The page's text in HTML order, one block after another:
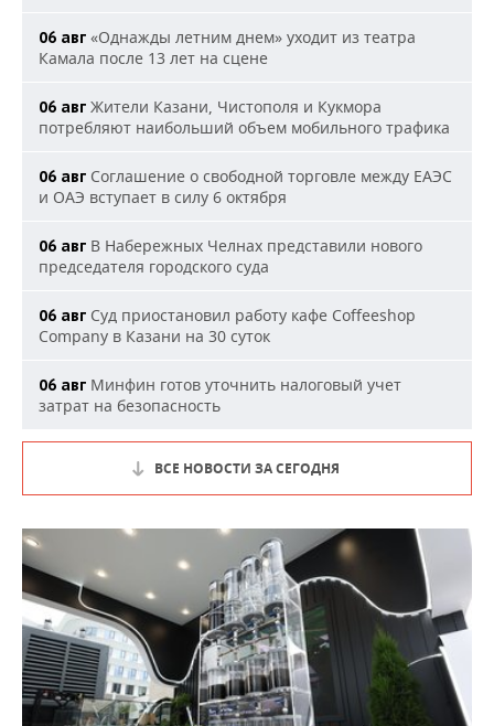
06 авг «Однажды летним днем» уходит из театра
Камала после 13 лет на сцене
06 авг Жители Казани, Чистополя и Кукмора
потребляют наибольший объем мобильного трафика
06 авг Соглашение о свободной торговле между ЕАЭС
и ОАЭ вступает в силу 6 октября
06 авг В Набережных Челнах представили нового
председателя городского суда
06 авг Суд приостановил работу кафе Coffeeshop
Company в Казани на 30 суток
06 авг Минфин готов уточнить налоговый учет
затрат на безопасность
ВСЕ НОВОСТИ ЗА СЕГОДНЯ